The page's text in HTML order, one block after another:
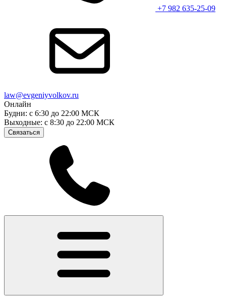
+7 982 635-25-09
law@evgeniyvolkov.ru
Онлайн
Будни: с 6:30 до 22:00 МСК
Выходные: с 8:30 до 22:00 МСК
Связаться